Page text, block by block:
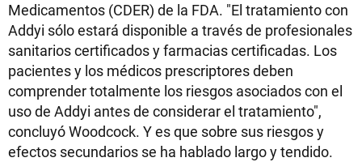
Medicamentos (CDER) de la FDA. "El tratamiento con
Addyi sólo estará disponible a través de profesionales
sanitarios certificados y farmacias certificadas. Los
pacientes y los médicos prescriptores deben
comprender totalmente los riesgos asociados con el
uso de Addyi antes de considerar el tratamiento",
concluyó Woodcock. Y es que sobre sus riesgos y
efectos secundarios se ha hablado largo y tendido.